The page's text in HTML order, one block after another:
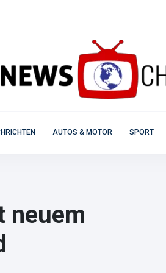
AUTOS & MOTOR SPORT
neuem